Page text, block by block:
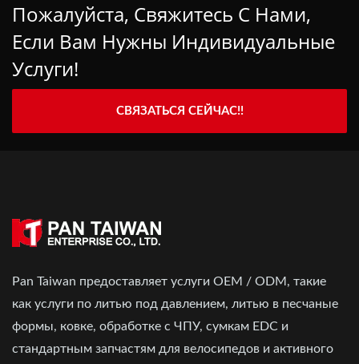
Пожалуйста, Свяжитесь С Нами,
Если Вам Нужны Индивидуальные
Услуги!
СВЯЗАТЬСЯ СЕЙЧАС!!
Pan Taiwan предоставляет услуги OEM / ODM, такие
как услуги по литью под давлением, литью в песчаные
формы, ковке, обработке с ЧПУ, сумкам EDC и
стандартным запчастям для велосипедов и активного